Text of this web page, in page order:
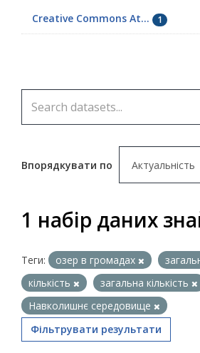
Creative Commons At... 1
Впорядкувати по
1 набір даних
Теги: озер в громадах
кількість
загальна кількість
Навколишнє середовище
Фільтрувати результати